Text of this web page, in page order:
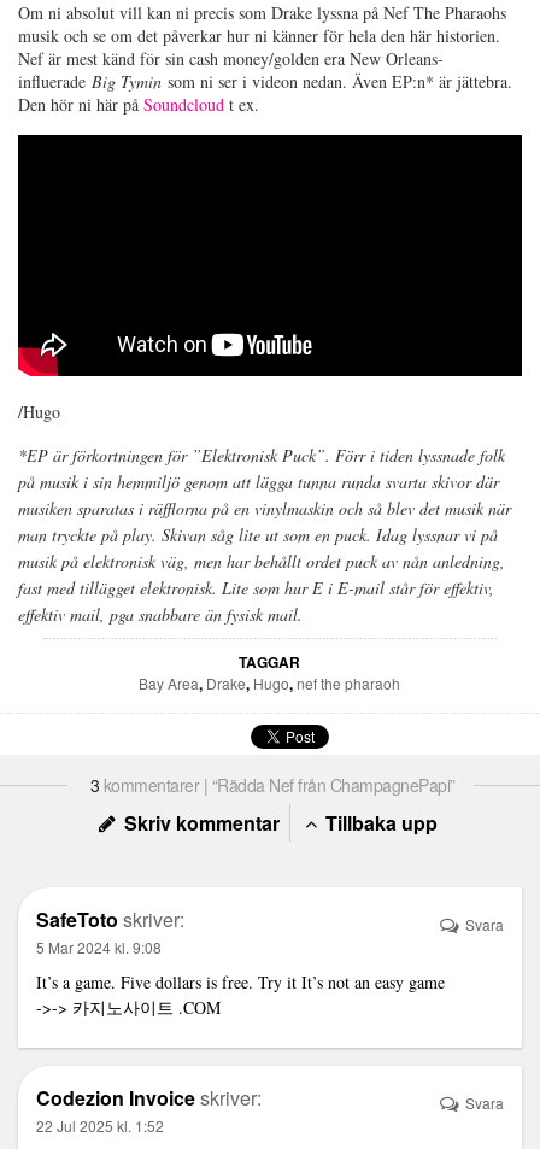
Om ni absolut vill kan ni precis som Drake lyssna på Nef The Pharaohs
musik och se om det påverkar hur ni känner för hela den här historien.
Nef är mest känd för sin cash money/golden era New Orleans-
influerade Big Tymin som ni ser i videon nedan. Även EP:n* är jättebra.
Den hör ni här på Soundcloud t ex.
/Hugo
*EP är förkortningen för ”Elektronisk Puck”. Förr i tiden lyssnade folk
på musik i sin hemmiljö genom att lägga tunna runda svarta skivor där
musiken sparatas i räfflorna på en vinylmaskin och så blev det musik när
man tryckte på play. Skivan såg lite ut som en puck. Idag lyssnar vi på
musik på elektronisk väg, men har behållt ordet puck av nån anledning,
fast med tillägget elektronisk. Lite som hur E i E-mail står för effektiv,
effektiv mail, pga snabbare än fysisk mail.
TAGGAR
Bay Area, Drake, Hugo,nef the pharaoh
3 kommentarer | “Rädda Nef från ChampagnePapi”
Skriv kommentar Tillbaka upp
SafeToto skriver:
5 Mar 2024 kl. 9:08
It’s a game. Five dollars is free. Try it It’s not an easy game
->-> 카지노사이트 .COM
Svara
Codezion Invoiceskriver:
22 Jul 2025 kl. 1:52
Svara